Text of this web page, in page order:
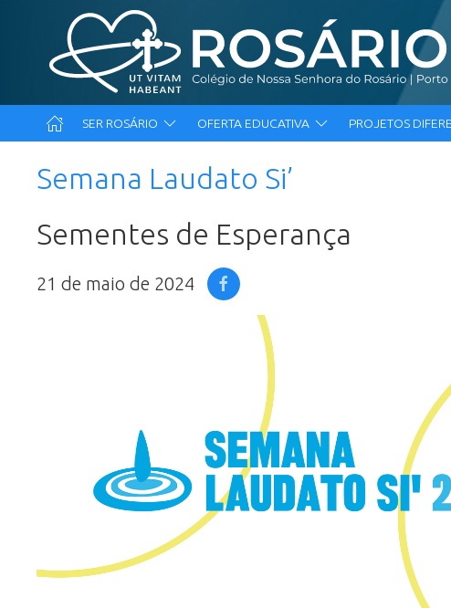
SER ROSÁRIO OFERTA EDUCATIVA PROJETOS
Semana Laudato Si’
Sementes de Esperança
21 de maio de 2024